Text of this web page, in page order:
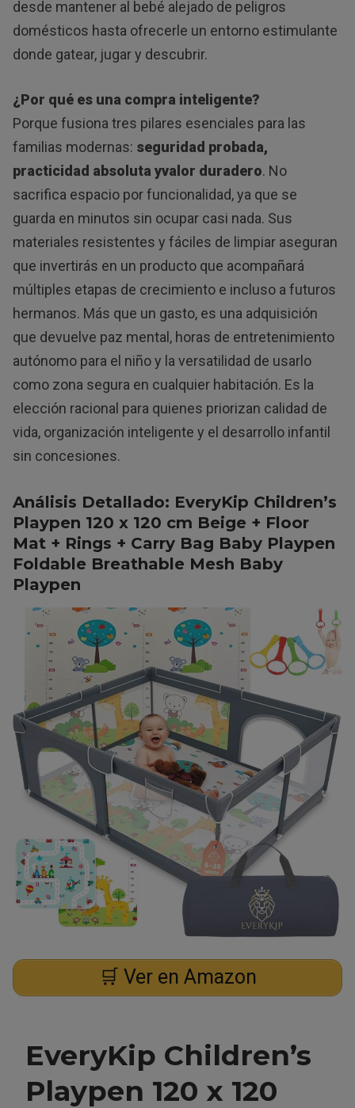
desde mantener al bebé alejado de peligros
domésticos hasta ofrecerle un entorno estimulante
donde gatear, jugar y descubrir.
¿Por qué es una compra inteligente?
Porque fusiona tres pilares esenciales para las
familias modernas: seguridad probada,
practicidad absoluta yvalor duradero. No
sacrifica espacio por funcionalidad, ya que se
guarda en minutos sin ocupar casi nada. Sus
materiales resistentes y fáciles de limpiar aseguran
que invertirás en un producto que acompañará
múltiples etapas de crecimiento e incluso a futuros
hermanos. Más que un gasto, es una adquisición
que devuelve paz mental, horas de entretenimiento
autónomo para el niño y la versatilidad de usarlo
como zona segura en cualquier habitación. Es la
elección racional para quienes priorizan calidad de
vida, organización inteligente y el desarrollo infantil
sin concesiones.
Análisis Detallado: EveryKip Children’s
Playpen 120 x 120 cm Beige + Floor
Mat + Rings + Carry Bag Baby Playpen
Foldable Breathable Mesh Baby
Playpen
🛒 Ver en Amazon
EveryKip Children’s
Playpen 120 x 120